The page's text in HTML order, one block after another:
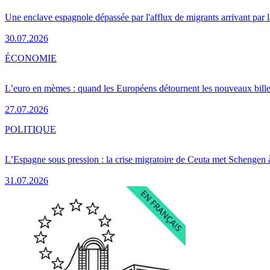
Une enclave espagnole dépassée par l'afflux de migrants arrivant par
30.07.2026
L’euro en mèmes : quand les Européens détournent les nouveaux
27.07.2026
ÉCONOMIE
L’Espagne sous pression : la crise migratoire de Ceuta met Schengen
31.07.2026
POLITIQUE